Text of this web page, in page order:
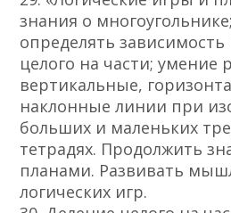
знания о
определять
целого на части; умение
вертикальные,
наклонные линии при
больших и маленьких
тетрадях. Продолжить
планами. Развивать
логических игр.